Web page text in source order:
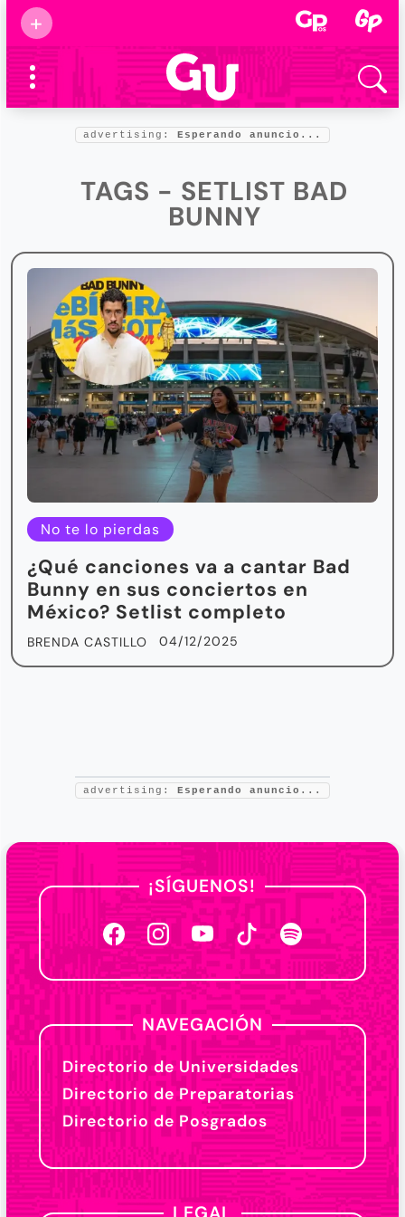
+
Supermamás
2025
Marcas de
confianza
Foro salud
advertising: Esperando anuncio...
TAGS - SETLIST BAD
BUNNY
No te lo pierdas
¿Qué canciones va a cantar Bad
Bunny en sus conciertos en
México? Setlist completo
BRENDA CASTILLO 04/12/2025
advertising: Esperando anuncio...
¡SÍGUENOS!
NAVEGACIÓN
Directorio de Universidades
Directorio de Preparatorias
Directorio de Posgrados